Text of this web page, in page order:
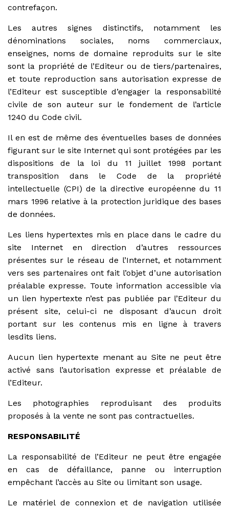
contrefaçon.
Les autres signes distinctifs, notamment les
dénominations sociales, noms commerciaux,
enseignes, noms de domaine reproduits sur le site
sont la propriété de l’Editeur ou de tiers/partenaires,
et toute reproduction sans autorisation expresse de
l’Editeur est susceptible d’engager la responsabilité
civile de son auteur sur le fondement de l’article
1240 du Code civil.
Il en est de même des éventuelles bases de données
figurant sur le site Internet qui sont protégées par les
dispositions de la loi du 11 juillet 1998 portant
transposition dans le Code de la propriété
intellectuelle (CPI) de la directive européenne du 11
mars 1996 relative à la protection juridique des bases
de données.
Les liens hypertextes mis en place dans le cadre du
site Internet en direction d’autres ressources
présentes sur le réseau de l’Internet, et notamment
vers ses partenaires ont fait l’objet d’une autorisation
préalable expresse. Toute information accessible via
un lien hypertexte n’est pas publiée par l’Editeur du
présent site, celui-ci ne disposant d’aucun droit
portant sur les contenus mis en ligne à travers
lesdits liens.
Aucun lien hypertexte menant au Site ne peut être
activé sans l’autorisation expresse et préalable de
l’Editeur.
Les photographies reproduisant des produits
proposés à la vente ne sont pas contractuelles.
RESPONSABILITÉ
La responsabilité de l’Editeur ne peut être engagée
en cas de défaillance, panne ou interruption
empêchant l’accès au Site ou limitant son usage.
Le matériel de connexion et de navigation utilisée